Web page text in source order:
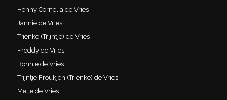
Henny Cornelia de Vries
Jannie de Vries
Trienke (Trijntje) de Vries
Freddy de Vries
Bonnie de Vries
Trijntje Froukjen (Trienke) de Vries
Metje de Vries